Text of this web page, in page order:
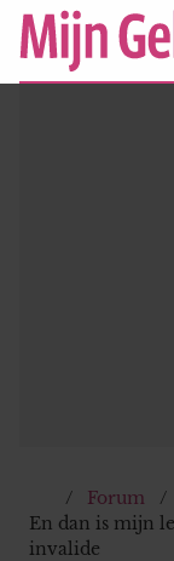
Forum
En dan is mijn
invalide